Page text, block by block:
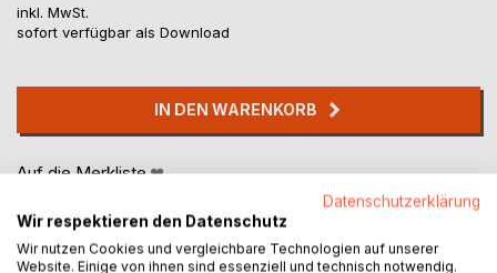
inkl. MwSt.
sofort verfügbar als Download
IN DEN WARENKORB
Auf die Merkliste
Datenschutzerklärung
Wir respektieren den Datenschutz
Wir nutzen Cookies und vergleichbare Technologien auf unserer
Website. Einige von ihnen sind essenziell und technisch notwendig.